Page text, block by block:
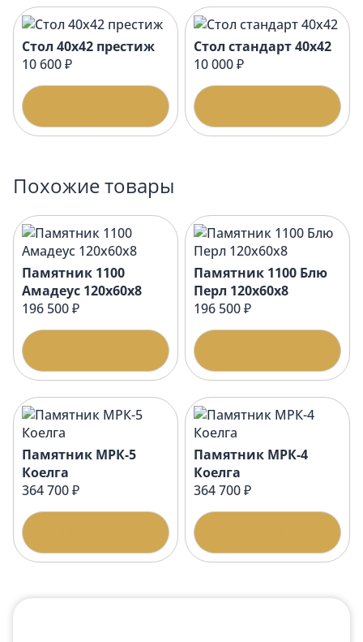
Стол 40х42 престиж
10 600 ₽
Стол стандарт 40х42
10 000 ₽
Похожие товары
Памятник 1100
Амадеус 120x60x8
196 500 ₽
Памятник 1100 Блю
Перл 120x60x8
196 500 ₽
Памятник МРК-5
Коелга
364 700 ₽
Памятник МРК-4
Коелга
364 700 ₽